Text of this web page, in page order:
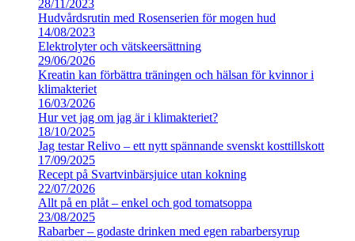
28/11/2023
Hudvårdsrutin med Rosenserien för mogen hud
14/08/2023
Elektrolyter och vätskeersättning
29/06/2026
Kreatin kan förbättra träningen och hälsan för kvinnor i
klimakteriet
16/03/2026
Hur vet jag om jag är i klimakteriet?
18/10/2025
Jag testar Relivo – ett nytt spännande svenskt kosttillskott
17/09/2025
Recept på Svartvinbärsjuice utan kokning
22/07/2026
Allt på en plåt – enkel och god tomatsoppa
23/08/2025
Rabarber – godaste drinken med egen rabarbersyrup